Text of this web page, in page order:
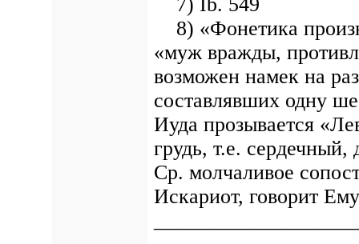
8) «Фонетика
«муж вражды,
возможен намек на
составлявших одну
Иуда прозывается
грудь, т.е.
Ср. молчаливое
Искариот, говорит